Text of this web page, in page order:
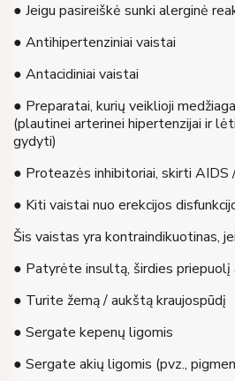
● Jeigu pasireiškė sunki alerginė
● Antihipertenziniai vaistai
● Antacidiniai vaistai
● Preparatai, kurių veiklioji
(plautinei arterinei hipertenzijai ir
gydyti)
● Proteazės inhibitoriai, skirti AIDS
● Kiti vaistai nuo erekcijos
Šis vaistas yra kontraindikuotinas,
● Patyrėte insultą, širdies priepuolį
● Turite žemą / aukštą kraujospūdį
● Sergate kepenų ligomis
● Sergate akių ligomis (pvz.,